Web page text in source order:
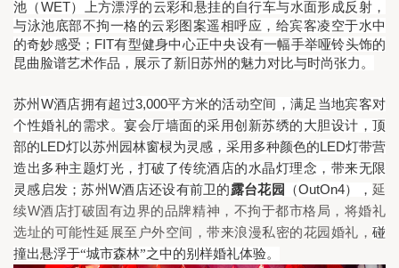
池（WET）上方漂浮的云彩和悬挂的自行车与水面形成反射，
与泳池底部不拘一格的云彩图案遥相呼应，给宾客凌空于水中
的奇妙感受；FIT有型健身中心正中央设有一幅手举哑铃头饰的
昆曲脸谱艺术作品，展示了新旧苏州的魅力对比与时尚张力。
苏州 W酒店拥有超过3,000平方米的活动空间，满足当地宾客对
个性婚礼的需求。宴会厅墙面的采用创新苏绣的大胆设计，顶
部的LED灯以苏州园林窗棂为灵感，采用多种颜色的LED灯带营
造出多种主题灯光，打破了传统酒店的水晶灯理念，带来无限
灵感启发；苏州W酒店还设有前卫的露台花园 （OutOn4）， 延
续W酒店打破固有边界的品牌精神，不拘于都市格局，将婚礼
选址的可能性延展至户外空间，带来浪漫私密的花园婚礼， 碰
撞出悬浮于“城市森林”之中的别样婚礼体验。